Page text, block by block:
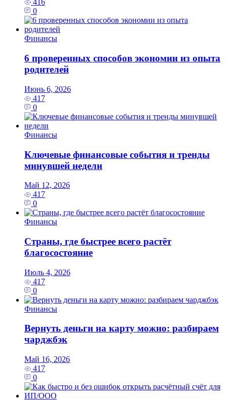
416
0
Финансы
6 проверенных способов экономии из опыта
родителей
Июнь 6, 2026
417
0
Финансы
Ключевые финансовые события и тренды
минувшей недели
Май 12, 2026
417
0
Финансы
Страны, где быстрее всего растёт
благосостояние
Июль 4, 2026
417
0
Финансы
Вернуть деньги на карту можно: разбираем
чарджбэк
Май 16, 2026
417
0